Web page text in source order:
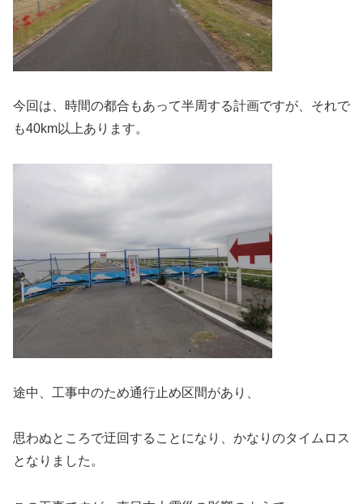
今回は、時間の都合もあって半周する計画ですが、それで
も40km以上あります。
途中、工事中のため通行止め区間があり、
思わぬところで迂回することになり、かなりのタイムロス
となりました。